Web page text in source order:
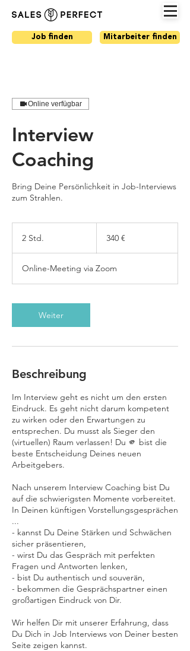
Job finden Mitarbeiter finden
Online verfügbar
Interview
Coaching
Bring Deine Persönlichkeit in Job-Interviews
zum Strahlen.
2 Std.
d
.
340 €
Online-Meeting via Zoom
Weiter
Beschreibung
Im Interview geht es nicht um den ersten
Eindruck. Es geht nicht darum kompetent
zu wirken oder den Erwartungen zu
entsprechen. Du musst als Sieger den
(virtuellen) Raum verlassen! Du 🫵 bist die
beste Entscheidung Deines neuen
Arbeitgebers.
Nach unserem Interview Coaching bist Du
auf die schwierigsten Momente vorbereitet.
In Deinen künftigen Vorstellungsgesprächen
...
- kannst Du Deine Stärken und Schwächen
sicher präsentieren,
- wirst Du das Gespräch mit perfekten
Fragen und Antworten lenken,
- bist Du authentisch und souverän,
- bekommen die Gesprächspartner einen
großartigen Eindruck von Dir.
Wir helfen Dir mit unserer Erfahrung, dass
Du Dich in Job Interviews von Deiner besten
Seite zeigen kannst.